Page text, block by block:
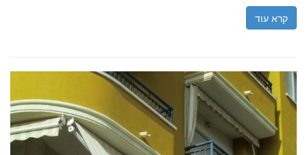
קרא עוד